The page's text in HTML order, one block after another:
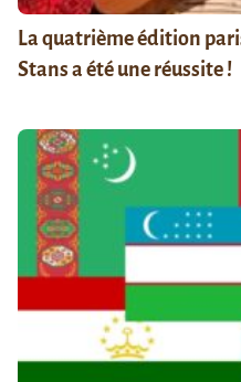
La quatrième édition
Stans a été une réussite !